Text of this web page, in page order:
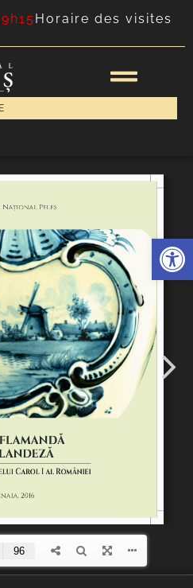
Ouvrir
Horaire des visites